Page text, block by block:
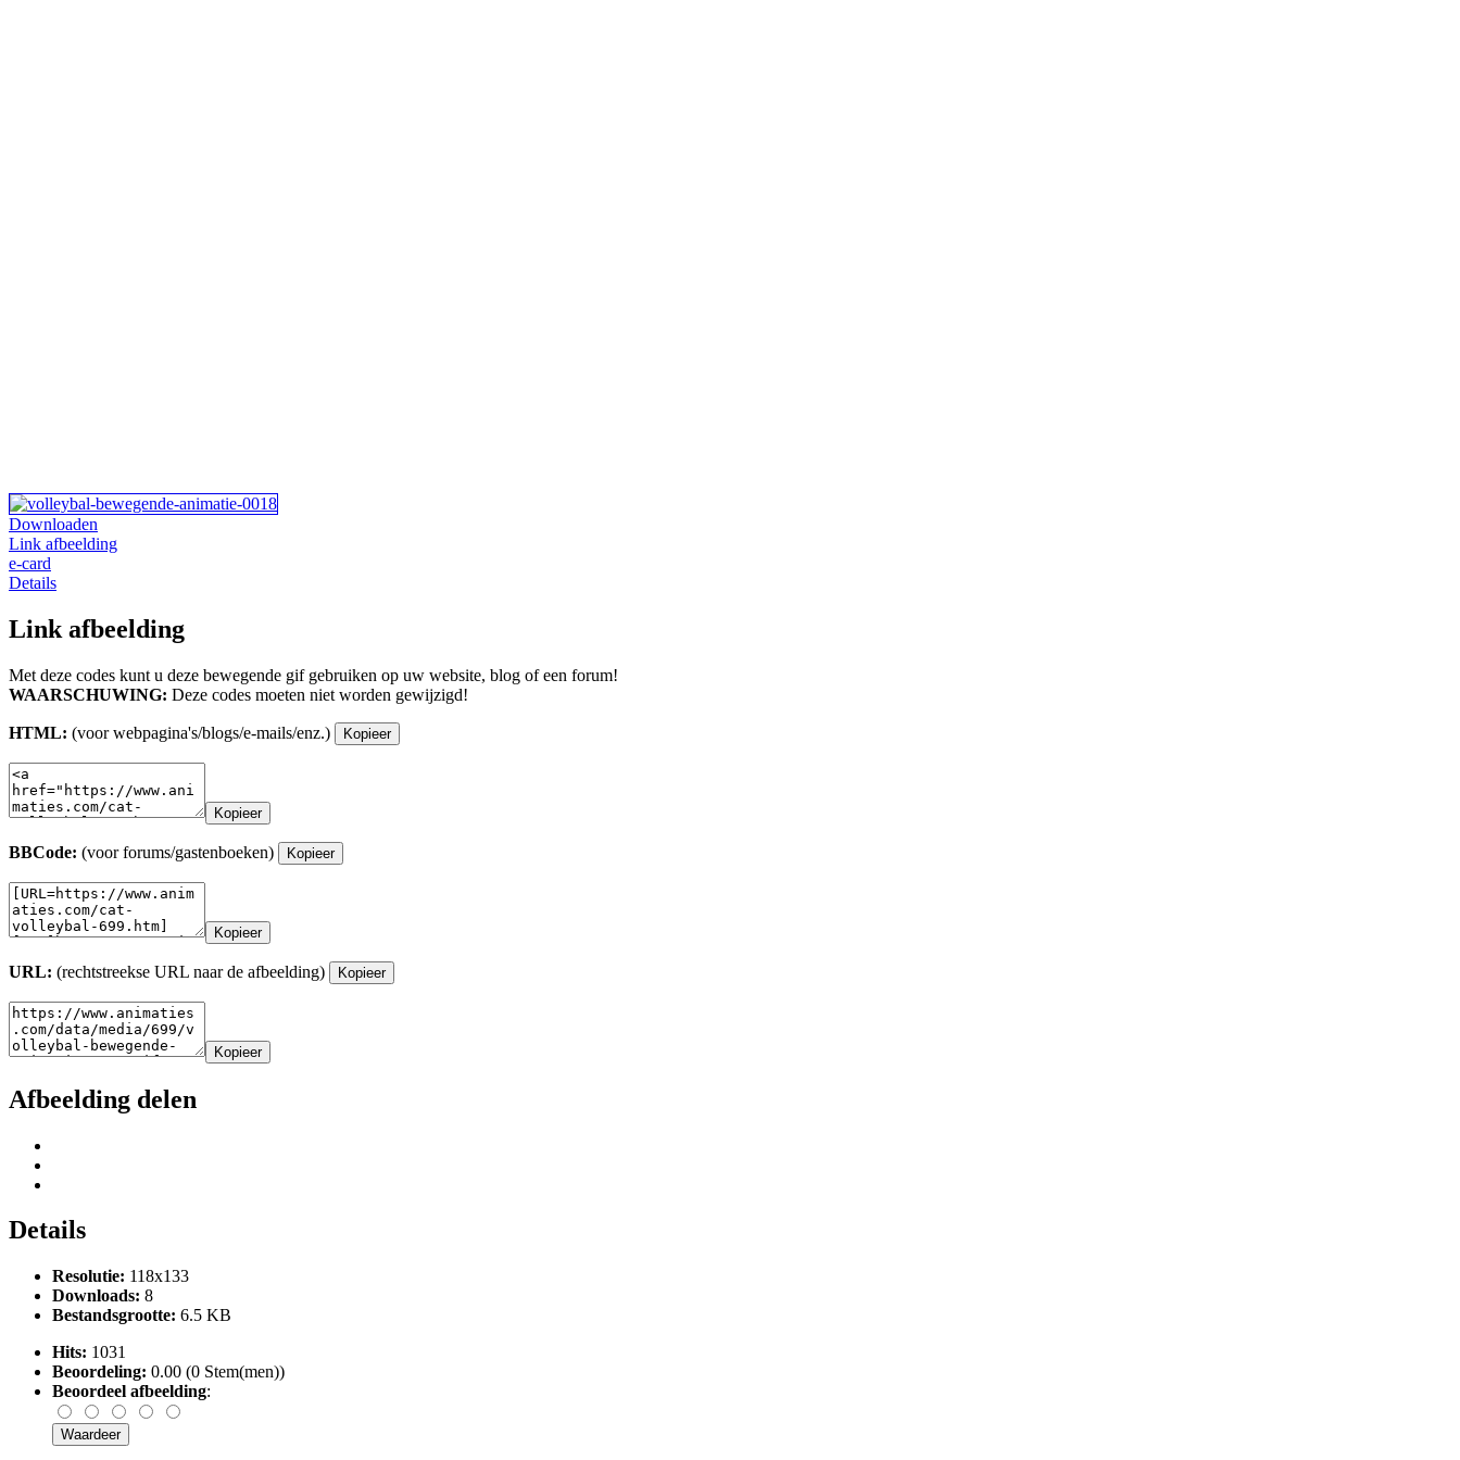
Downloaden
Link afbeelding
e-card
Details
Link afbeelding
Met deze codes kunt u deze bewegende gif gebruiken op uw website, blog of een forum!
WAARSCHUWING: Deze codes moeten niet worden gewijzigd!
HTML: (voor webpagina's/blogs/e-mails/enz.) Kopieer
Kopieer
BBCode: (voor forums/gastenboeken) Kopieer
Kopieer
URL: (rechtstreekse URL naar de afbeelding) Kopieer
Kopieer
Afbeelding delen
Details
Resolutie: 118x133
Downloads: 8
Bestandsgrootte: 6.5 KB
Hits: 1031
Beoordeling: 0.00 (0 Stem(men))
Beoordeel afbeelding: